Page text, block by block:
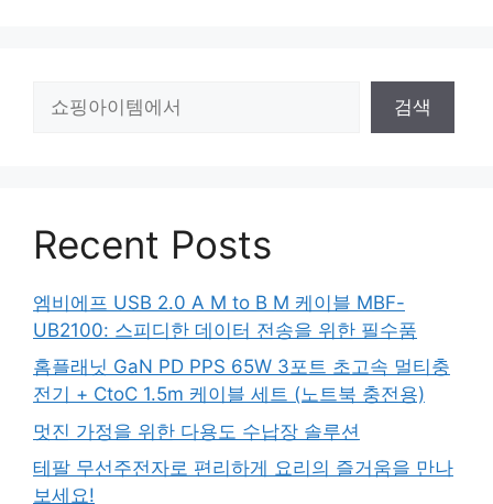
검색
Recent Posts
엠비에프 USB 2.0 A M to B M 케이블 MBF-
UB2100: 스피디한 데이터 전송을 위한 필수품
홈플래닛 GaN PD PPS 65W 3포트 초고속 멀티충
전기 + CtoC 1.5m 케이블 세트 (노트북 충전용)
멋진 가정을 위한 다용도 수납장 솔루션
테팔 무선주전자로 편리하게 요리의 즐거움을 만나
보세요!